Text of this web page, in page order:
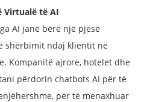
Virtualë të AI
AI janë bërë një pjesë
shërbimit ndaj klientit në
Kompanitë ajrore, hotelet dhe
përdorin chatbots AI për të
për të menaxhuar